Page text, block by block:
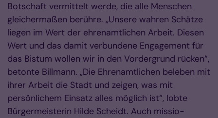
Botschaft vermittelt werde, die alle Menschen
gleichermaßen berühre. „Unsere wahren Schätze
liegen im Wert der ehrenamtlichen Arbeit. Diesen
Wert und das damit verbundene Engagement für
das Bistum wollen wir in den Vordergrund rücken“,
betonte Billmann. „Die Ehrenamtlichen beleben mit
ihrer Arbeit die Stadt und zeigen, was mit
persönlichem Einsatz alles möglich ist“, lobte
Bürgermeisterin Hilde Scheidt. Auch missio-